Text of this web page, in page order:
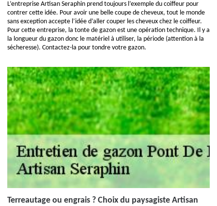
L’entreprise Artisan Seraphin prend toujours l’exemple du coiffeur pour
contrer cette idée. Pour avoir une belle coupe de cheveux, tout le monde
sans exception accepte l’idée d’aller couper les cheveux chez le coiffeur.
Pour cette entreprise, la tonte de gazon est une opération technique. Il y a
la longueur du gazon donc le matériel à utiliser, la période (attention à la
sécheresse). Contactez-la pour tondre votre gazon.
Terreautage ou engrais ? Choix du paysagiste Artisan